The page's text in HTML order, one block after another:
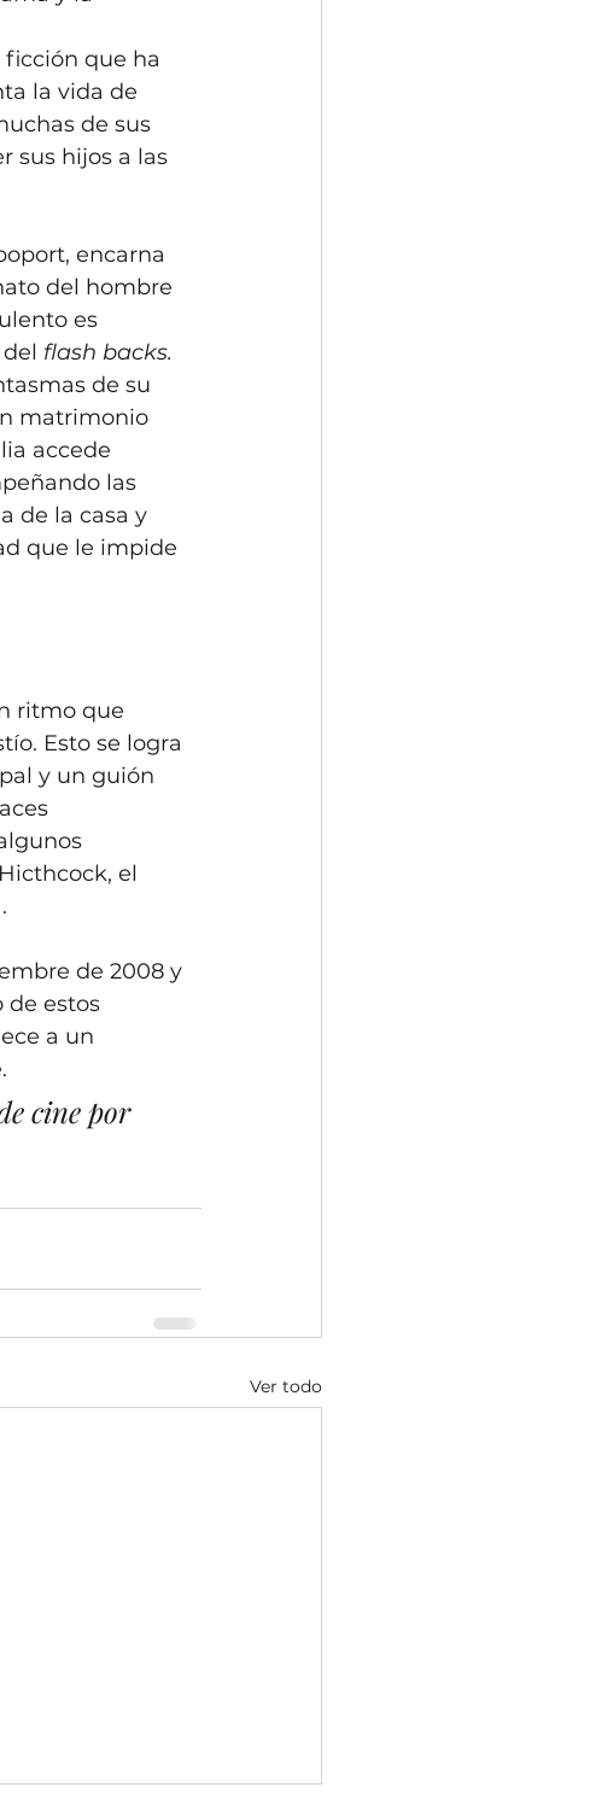
que ha
la vida de
de sus
sus hijos a las
encarna
del hombre
es
flash backs.
de su
matrimonio
accede
las
de la casa y
que le impide
ritmo que
Esto se logra
y un guión
el
de 2008 y
de estos
a un
cine por
Ver todo